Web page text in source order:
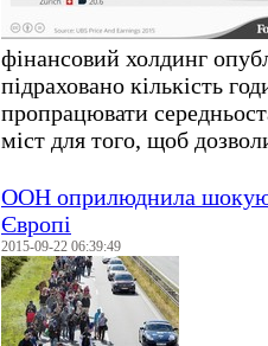
фінансовий холдинг
підраховано кількість
пропрацювати
міст для того, щоб
ООН оприлюднила
Європі
2015-09-22 06:39:49